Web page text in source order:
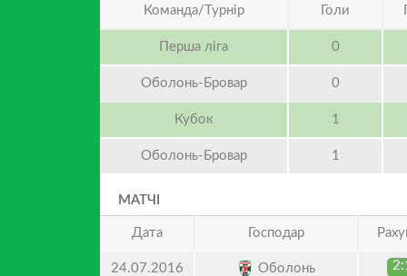
Команда/Турнір Голи
Перша ліга 0
Оболонь-Бровар 0
Кубок 1
Оболонь-Бровар 1
МАТЧІ
Дата Господар
24.07.2016 Оболонь